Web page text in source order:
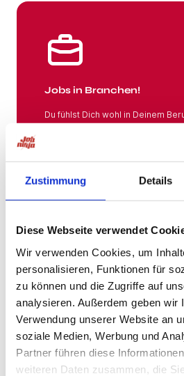
Zustimmung Details
Diese Webseite verwendet
Wir verwenden Cookies, um
personalisieren, Funktionen für
zu können und die Zugriffe auf
analysieren. Außerdem geben wir
Verwendung unserer Website an
soziale Medien, Werbung und
Partner führen diese
weiteren Daten zusammen, die
Jobs in Branchen!
Du fühlst Dich wohl in Deinem
Jobs in Branchen
Jobs in der Nähe!
Auf unserer Plattform findest Du
an Stellenangeboten, die nach
suchen kannst. Egal, ob Du eine
Herausforderung suchst, einen
planst oder einfach eine Stelle in